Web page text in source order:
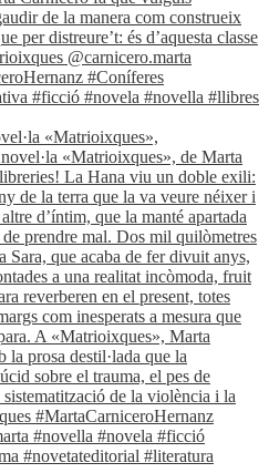
«Matrioixques»,